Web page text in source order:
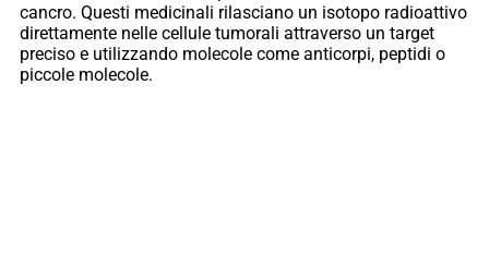
cancro. Questi medicinali rilasciano un isotopo radioattivo
direttamente nelle cellule tumorali attraverso un target
preciso e utilizzando molecole come anticorpi, peptidi o
piccole molecole.